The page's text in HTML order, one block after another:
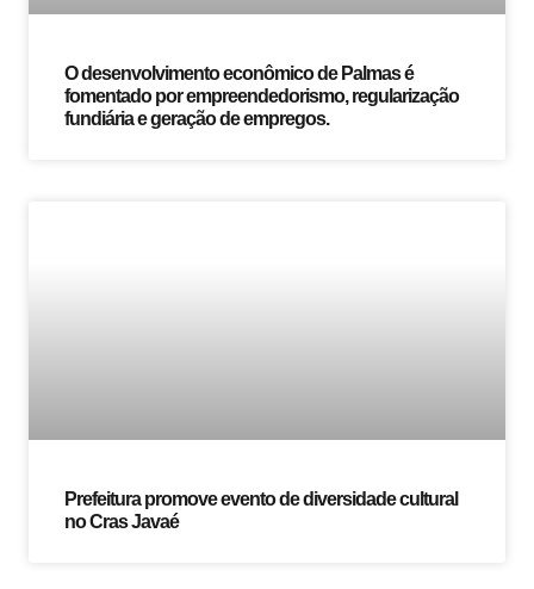
O desenvolvimento econômico de Palmas é
fomentado por empreendedorismo, regularização
fundiária e geração de empregos.
Prefeitura promove evento de diversidade cultural
no Cras Javaé